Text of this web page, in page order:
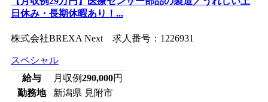
日休み・長期休暇あり！...
株式会社BREXA Next 求人番号：1226931
スペシャル
給与
月収例290,000円
勤務地
新潟県 見附市